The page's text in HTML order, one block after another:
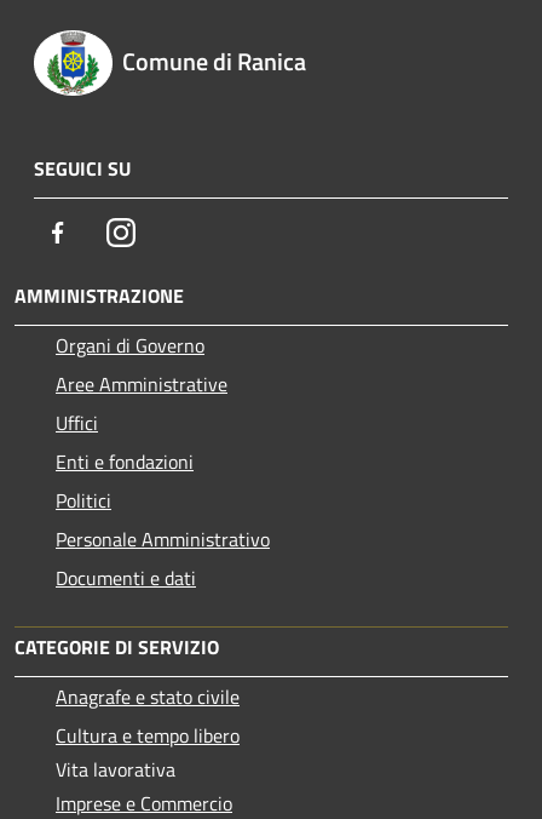
Comune di Ranica
SEGUICI SU
FacebookInstagram
AMMINISTRAZIONE
Organi di Governo
Aree Amministrative
Uffici
Enti e fondazioni
Politici
Personale Amministrativo
Documenti e dati
CATEGORIE DI SERVIZIO
Anagrafe e stato civile
Cultura e tempo libero
Vita lavorativa
Imprese e Commercio